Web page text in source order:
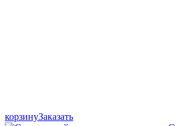
корзинуЗаказать